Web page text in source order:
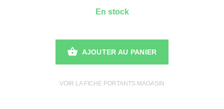
En stock
AJOUTER AU PANIER
VOIR LA FICHE PORTANTS MAGASIN